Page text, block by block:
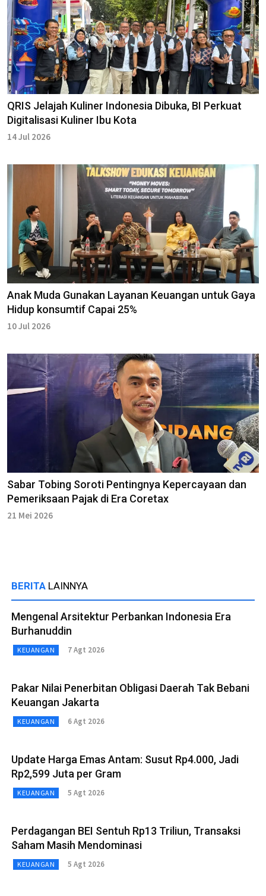
QRIS Jelajah Kuliner Indonesia Dibuka, BI Perkuat
Digitalisasi Kuliner Ibu Kota
14 Jul 2026
Anak Muda Gunakan Layanan Keuangan untuk Gaya
Hidup konsumtif Capai 25%
10 Jul 2026
Sabar Tobing Soroti Pentingnya Kepercayaan dan
Pemeriksaan Pajak di Era Coretax
21 Mei 2026
BERITA LAINNYA
Mengenal Arsitektur Perbankan Indonesia Era
Burhanuddin
KEUANGAN 7 Agt 2026
Pakar Nilai Penerbitan Obligasi Daerah Tak Bebani
Keuangan Jakarta
KEUANGAN 6 Agt 2026
Update Harga Emas Antam: Susut Rp4.000, Jadi
Rp2,599 Juta per Gram
KEUANGAN 5 Agt 2026
Perdagangan BEI Sentuh Rp13 Triliun, Transaksi
Saham Masih Mendominasi
KEUANGAN 5 Agt 2026